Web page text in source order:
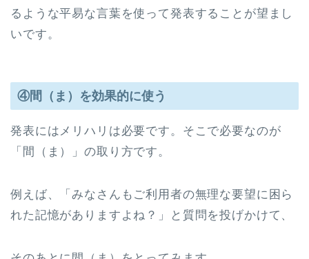
るような平易な言葉を使って発表することが望まし
いです。
④間（ま）を効果的に使う
発表にはメリハリは必要です。そこで必要なのが
「間（ま）」の取り方です。
例えば、「みなさんもご利用者の無理な要望に困ら
れた記憶がありますよね？」と質問を投げかけて、